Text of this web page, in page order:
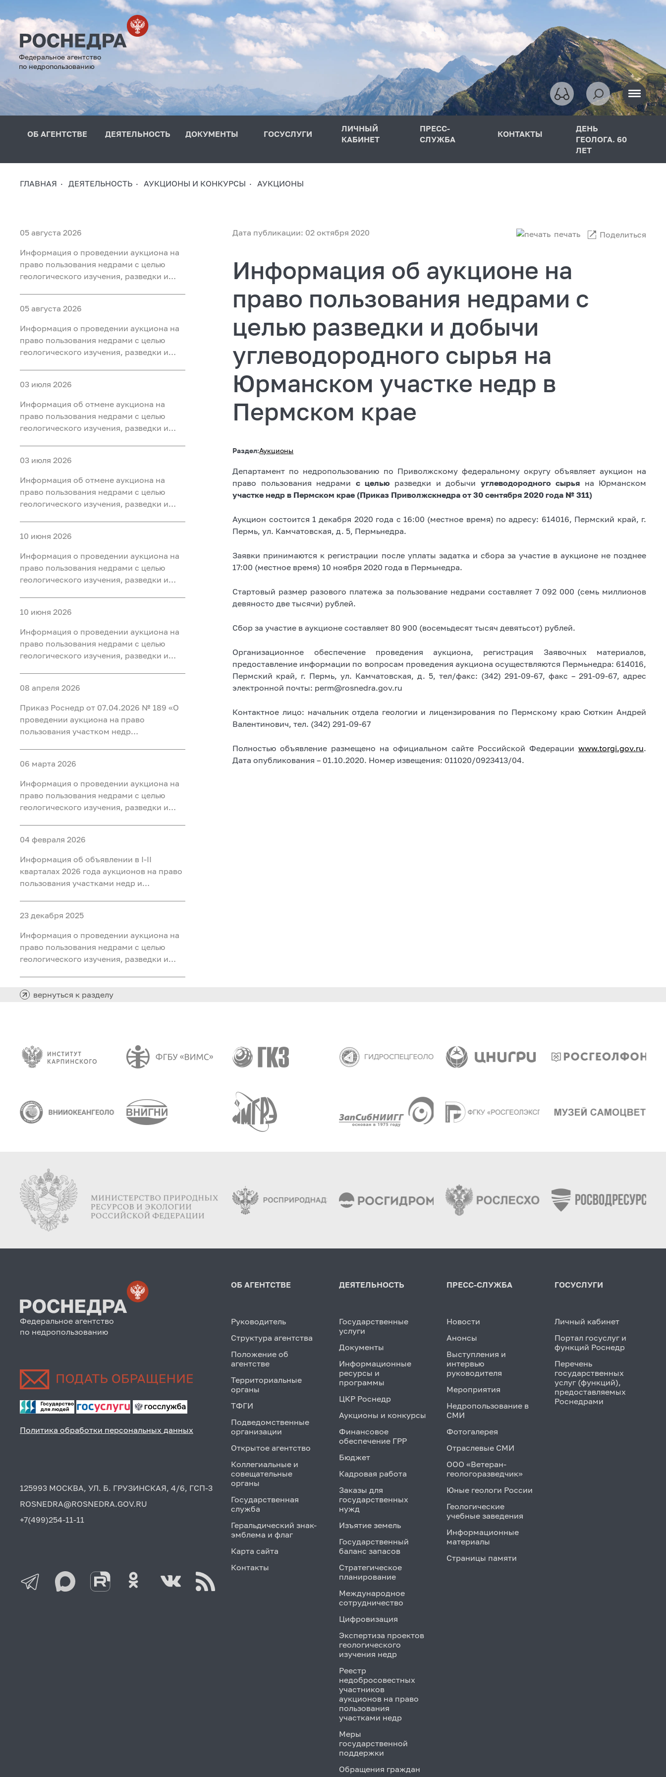
Федеральное агентство
по недропользованию
ОБ АГЕНТСТВЕ ДЕЯТЕЛЬНОСТЬ ДОКУМЕНТЫ ГОСУСЛУГИ
ЛИЧНЫЙ
КАБИНЕТ
ПРЕСС-
СЛУЖБА
КОНТАКТЫ
ДЕНЬ
ГЕОЛОГА. 60
ЛЕТ
ГЛАВНАЯ ДЕЯТЕЛЬНОСТЬ АУКЦИОНЫ И КОНКУРСЫ АУКЦИОНЫ
05 августа 2026
Информация о проведении аукциона на
право пользования недрами с целью
геологического изучения, разведки и
Салымский-3», расположенного на
территории Ханты-Мансийского района
Ханты-Мансийского автономного округа
- Югры
05 августа 2026
Информация о проведении аукциона на
право пользования недрами с целью
геологического изучения, разведки и
«Приразломный-3», расположенного на
территории Ханты-Мансийского района
Ханты-Мансийского автономного округа
- Югры
03 июля 2026
Информация об отмене аукциона на
право пользования недрами с целью
геологического изучения, разведки и
Тобольском, Ярковском районах
Тюменской области
03 июля 2026
Информация об отмене аукциона на
право пользования недрами с целью
геологического изучения, разведки и
Тобольском, Ярковском районах
Тюменской области и Кондинском
районе ХМАО-Югра
10 июня 2026
Информация о проведении аукциона на
право пользования недрами с целью
геологического изучения, разведки и
Тобольском, Ярковском районах
Тюменской области
10 июня 2026
Информация о проведении аукциона на
право пользования недрами с целью
геологического изучения, разведки и
Тобольском, Ярковском районах
Тюменской области и Кондинском
районе ХМАО-Югра
08 апреля 2026
Приказ Роснедр от 07.04.2026 № 189 «О
проведении аукциона на право
пользования участком недр
на территории Красноярского края, для
разведки и добычи полезных
ископаемых, в том числе добычи
полезных ископаемых и полезных
компонентов из отходов
недропользования, в том числе из
вскрышных и вмещающих горных пород,
недропользования, в том числе
вскрышных и вмещающих горных пород»
06 марта 2026
Информация о проведении аукциона на
право пользования недрами с целью
геологического изучения, разведки и
расположенного на территории Ханты-
Мансийского района Ханты-
Мансийского автономного округа - Югры
04 февраля 2026
Информация об объявлении в I-II
кварталах 2026 года аукционов на право
пользования участками недр и
23 декабря 2025
Информация о проведении аукциона на
право пользования недрами с целью
геологического изучения, разведки и
расположенного на территории
Дата публикации: 02 октября 2020 печать Поделиться
Информация об аукционе на
право пользования недрами с
целью разведки и добычи
углеводородного сырья на
Юрманском участке недр в
Пермском крае
Раздел:Аукционы
Департамент по недропользованию по Приволжскому федеральному округу объявляет аукцион на
право пользования недрами с целью разведки и добычи углеводородного сырья на Юрманском
участке недр в Пермском крае (Приказ Приволжскнедра от 30 сентября 2020 года № 311)
Аукцион состоится 1 декабря 2020 года с 16:00 (местное время) по адресу: 614016, Пермский край, г.
Пермь, ул. Камчатовская, д. 5, Пермьнедра.
Заявки принимаются к регистрации после уплаты задатка и сбора за участие в аукционе не позднее
17:00 (местное время) 10 ноября 2020 года в Пермьнедра.
Стартовый размер разового платежа за пользование недрами составляет 7 092 000 (семь миллионов
девяносто две тысячи) рублей.
Сбор за участие в аукционе составляет 80 900 (восемьдесят тысяч девятьсот) рублей.
Организационное обеспечение проведения аукциона, регистрация Заявочных материалов,
предоставление информации по вопросам проведения аукциона осуществляются Пермьнедра: 614016,
Пермский край, г. Пермь, ул. Камчатовская, д. 5, тел/факс: (342) 291-09-67, факс – 291-09-67, адрес
электронной почты: perm@rosnedra.gov.ru
Контактное лицо: начальник отдела геологии и лицензирования по Пермскому краю Сюткин Андрей
Валентинович, тел. (342) 291-09-67
Полностью объявление размещено на официальном сайте Российской Федерации www.torgi.gov.ru.
Дата опубликования – 01.10.2020. Номер извещения: 011020/0923413/04.
вернуться к разделу
Федеральное агентство
по недропользованию
Политика обработки персональных данных
125993 МОСКВА, УЛ. Б. ГРУЗИНСКАЯ, 4/6, ГСП-3
ROSNEDRA@ROSNEDRA.GOV.RU
+7(499)254-11-11
ОБ АГЕНТСТВЕ
Руководитель
Структура агентства
Положение об
агентстве
Территориальные
органы
ТФГИ
Подведомственные
организации
Открытое агентство
Коллегиальные и
совещательные
органы
Государственная
служба
Геральдический знак-
эмблема и флаг
Карта сайта
Контакты
ДЕЯТЕЛЬНОСТЬ
Государственные
услуги
Документы
Информационные
ресурсы и
программы
ЦКР Роснедр
Аукционы и конкурсы
Финансовое
обеспечение ГРР
Бюджет
Кадровая работа
Заказы для
государственных
нужд
Изъятие земель
Государственный
баланс запасов
Стратегическое
планирование
Международное
сотрудничество
Цифровизация
Экспертиза проектов
геологического
изучения недр
Реестр
недобросовестных
участников
аукционов на право
пользования
участками недр
Меры
государственной
поддержки
Обращения граждан
ПРЕСС-СЛУЖБА
Новости
Анонсы
Выступления и
интервью
руководителя
Мероприятия
Недропользование в
СМИ
Фотогалерея
Отраслевые СМИ
ООО «Ветеран-
геологоразведчик»
Юные геологи России
Геологические
учебные заведения
Информационные
материалы
Страницы памяти
ГОСУСЛУГИ
Личный кабинет
Портал госуслуг и
функций Роснедр
Перечень
государственных
услуг (функций),
предоставляемых
Роснедрами